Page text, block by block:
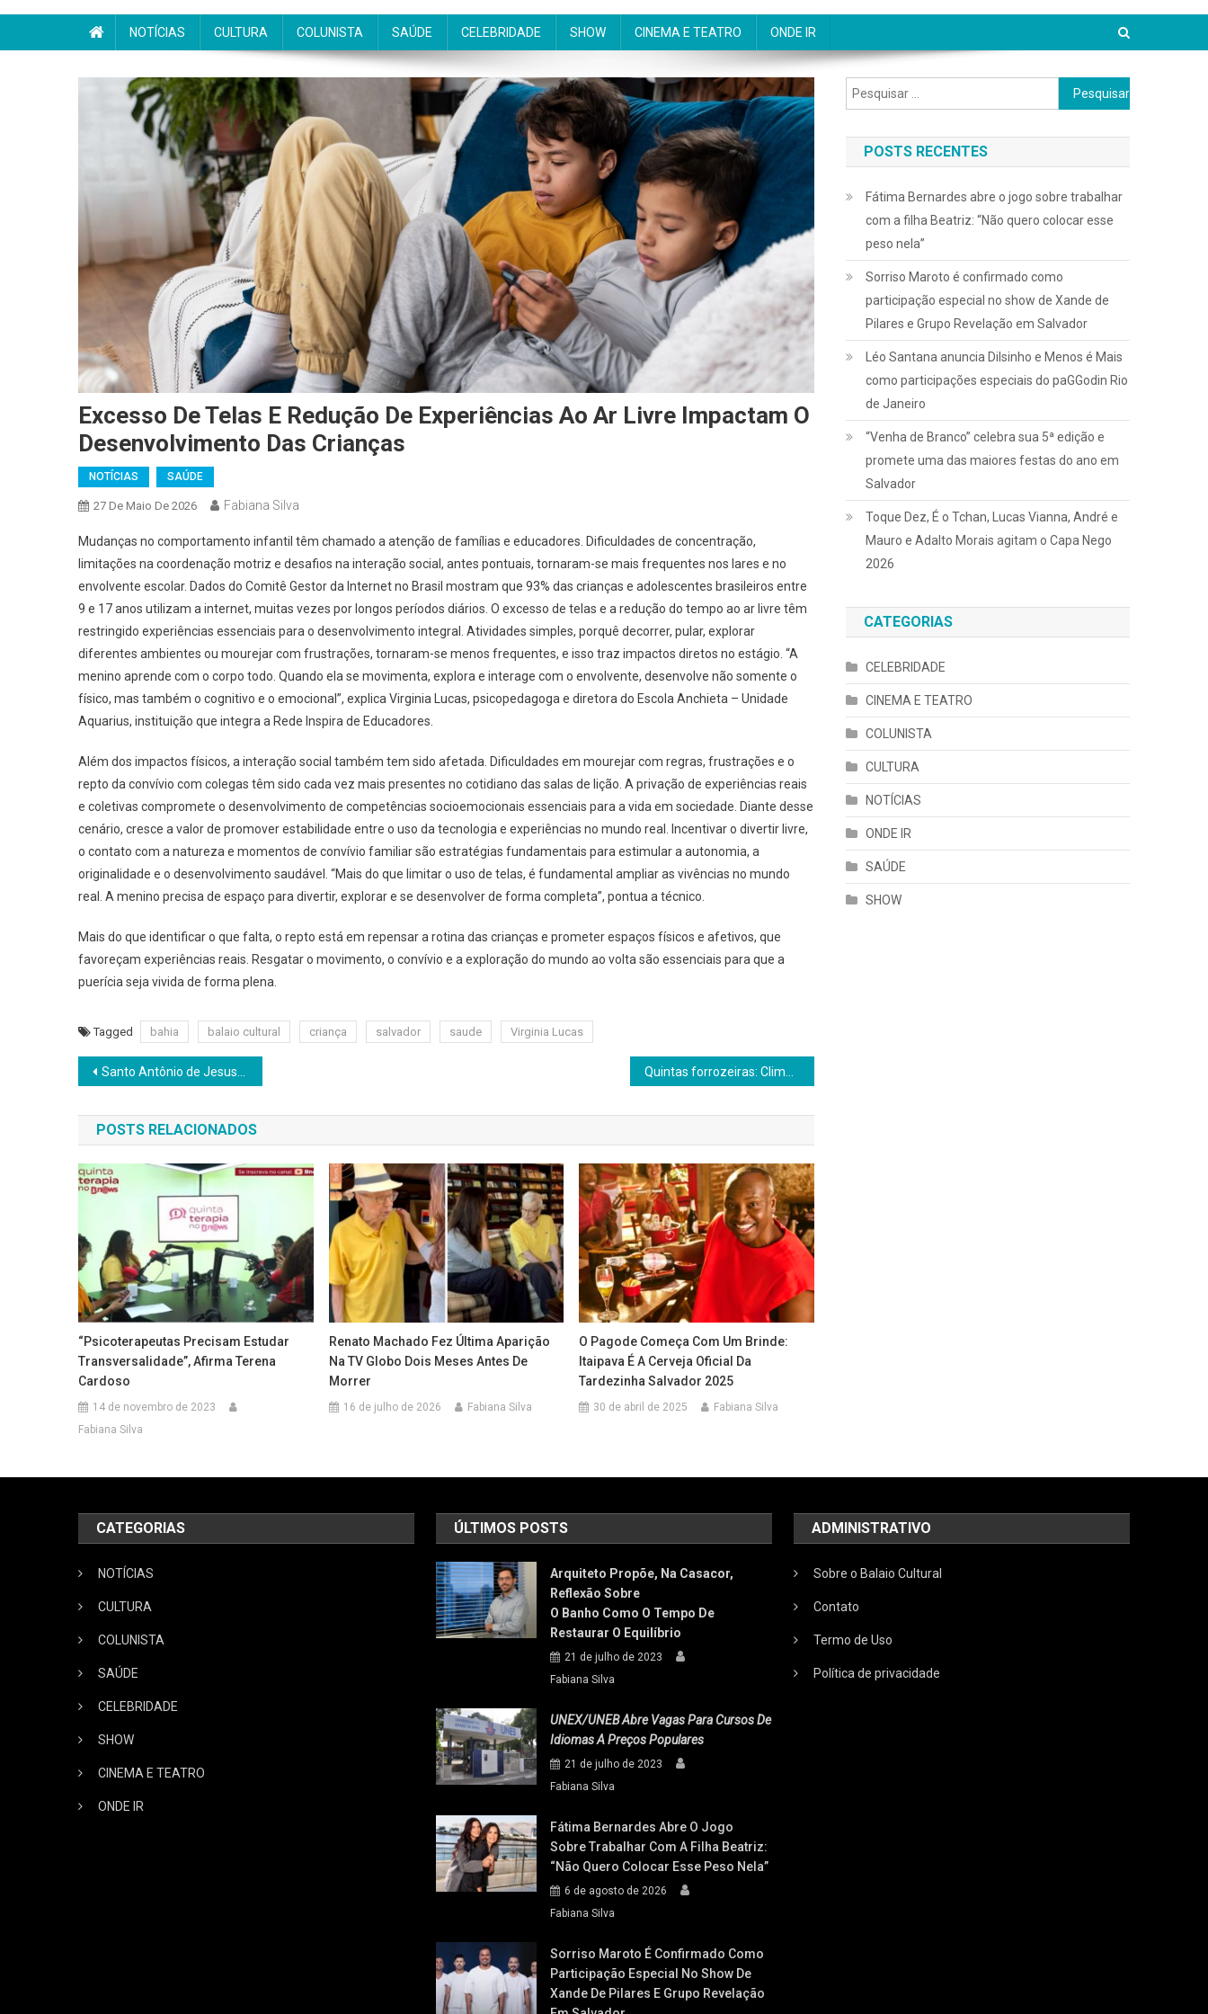
NOTÍCIAS CULTURA COLUNISTA SAÚDE CELEBRIDADE SHOW CINEMA E TEATRO ONDE IR
Excesso De Telas E Redução De Experiências Ao Ar Livre Impactam O
Desenvolvimento Das Crianças
NOTÍCIAS SAÚDE
27 De Maio De 2026 Fabiana Silva
Mudanças no comportamento infantil têm chamado a atenção de famílias e educadores. Dificuldades de concentração,
limitações na coordenação motriz e desafios na interação social, antes pontuais, tornaram-se mais frequentes nos lares e no
envolvente escolar. Dados do Comitê Gestor da Internet no Brasil mostram que 93% das crianças e adolescentes brasileiros entre
9 e 17 anos utilizam a internet, muitas vezes por longos períodos diários. O excesso de telas e a redução do tempo ao ar livre têm
restringido experiências essenciais para o desenvolvimento integral. Atividades simples, porquê decorrer, pular, explorar
diferentes ambientes ou mourejar com frustrações, tornaram-se menos frequentes, e isso traz impactos diretos no estágio. “A
menino aprende com o corpo todo. Quando ela se movimenta, explora e interage com o envolvente, desenvolve não somente o
físico, mas também o cognitivo e o emocional”, explica Virginia Lucas, psicopedagoga e diretora do Escola Anchieta – Unidade
Aquarius, instituição que integra a Rede Inspira de Educadores.
Além dos impactos físicos, a interação social também tem sido afetada. Dificuldades em mourejar com regras, frustrações e o
repto da convívio com colegas têm sido cada vez mais presentes no cotidiano das salas de lição. A privação de experiências reais
e coletivas compromete o desenvolvimento de competências socioemocionais essenciais para a vida em sociedade. Diante desse
cenário, cresce a valor de promover estabilidade entre o uso da tecnologia e experiências no mundo real. Incentivar o divertir livre,
o contato com a natureza e momentos de convívio familiar são estratégias fundamentais para estimular a autonomia, a
originalidade e o desenvolvimento saudável. “Mais do que limitar o uso de telas, é fundamental ampliar as vivências no mundo
real. A menino precisa de espaço para divertir, explorar e se desenvolver de forma completa”, pontua a técnico.
Mais do que identificar o que falta, o repto está em repensar a rotina das crianças e prometer espaços físicos e afetivos, que
favoreçam experiências reais. Resgatar o movimento, o convívio e a exploração do mundo ao volta são essenciais para que a
puerícia seja vivida de forma plena.
Tagged bahia balaio cultural criança salvador saude Virginia Lucas
Navegação
de
Post
Santo Antônio de Jesus celebra 146 anos e inicia programação do São João
POSTS RELACIONADOS
“Psicoterapeutas Precisam Estudar
Transversalidade”, Afirma Terena
Cardoso
14 de novembro de 2023
Fabiana Silva
Renato Machado Fez Última Aparição
Na TV Globo Dois Meses Antes De
Morrer
16 de julho de 2026 Fabiana Silva
O Pagode Começa Com Um Brinde:
Itaipava É A Cerveja Oficial Da
Tardezinha Salvador 2025
30 de abril de 2025 Fabiana Silva
Pesquisar
por:
POSTS RECENTES
Fátima Bernardes abre o jogo sobre trabalhar
com a filha Beatriz: “Não quero colocar esse
peso nela”
Sorriso Maroto é confirmado como
participação especial no show de Xande de
Pilares e Grupo Revelação em Salvador
Léo Santana anuncia Dilsinho e Menos é Mais
como participações especiais do paGGodin Rio
de Janeiro
“Venha de Branco” celebra sua 5ª edição e
promete uma das maiores festas do ano em
Salvador
Toque Dez, É o Tchan, Lucas Vianna, André e
Mauro e Adalto Morais agitam o Capa Nego
2026
CATEGORIAS
CELEBRIDADE
CINEMA E TEATRO
COLUNISTA
CULTURA
NOTÍCIAS
ONDE IR
SAÚDE
SHOW
CATEGORIAS
NOTÍCIAS
CULTURA
COLUNISTA
SAÚDE
CELEBRIDADE
SHOW
CINEMA E TEATRO
ONDE IR
ÚLTIMOS POSTS
Arquiteto Propõe, Na Casacor,
Reflexão Sobre
O Banho Como O Tempo De
Restaurar O Equilíbrio
21 de julho de 2023
Fabiana Silva
UNEX/UNEB Abre Vagas Para Cursos De
Idiomas A Preços Populares
21 de julho de 2023
Fabiana Silva
Fátima Bernardes Abre O Jogo
Sobre Trabalhar Com A Filha Beatriz:
“Não Quero Colocar Esse Peso Nela”
6 de agosto de 2026
Fabiana Silva
Sorriso Maroto É Confirmado Como
Participação Especial No Show De
Xande De Pilares E Grupo Revelação
ADMINISTRATIVO
Sobre o Balaio Cultural
Contato
Termo de Uso
Política de privacidade